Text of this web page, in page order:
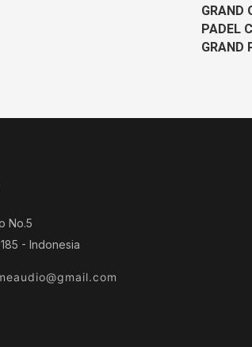
GRAND
PADEL
GRAND
No.5
- Indonesia